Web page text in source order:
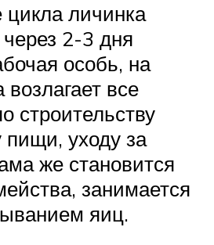
личинка
через 2-3 дня
особь, на
все
строительству
пищи, уходу за
же становится
занимается
яиц.